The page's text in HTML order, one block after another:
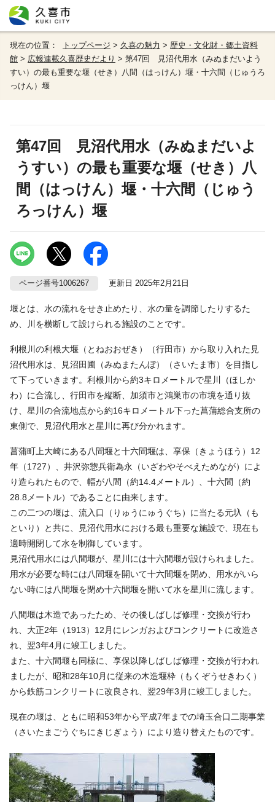
現在の位置： トップページ > 久喜の魅力 > 歴史・文化財・郷土資料
館 > 広報連載久喜歴史だより > 第47回 見沼代用水（みぬまだいよう
すい）の最も重要な堰（せき）八間（はっけん）堰・十六間（じゅうろ
っけん）堰
第47回 見沼代用水（みぬまだいよ
うすい）の最も重要な堰（せき）八
間（はっけん）堰・十六間（じゅう
ろっけん）堰
ページ番号1006267 更新日 2025年2月21日
堰とは、水の流れをせき止めたり、水の量を調節したりするた
め、川を横断して設けられる施設のことです。
利根川の利根大堰（とねおおぜき）（行田市）から取り入れた見
沼代用水は、見沼田圃（みぬまたんぼ）（さいたま市）を目指し
て下っていきます。利根川から約3キロメートルで星川（ほしか
わ）に合流し、行田市を縦断、加須市と鴻巣市の市境を通り抜
け、星川の合流地点から約16キロメートル下った菖蒲総合支所の
東側で、見沼代用水と星川に再び分かれます。
菖蒲町上大崎にある八間堰と十六間堰は、享保（きょうほう）12
年（1727）、井沢弥惣兵衛為永（いざわやそべえためなが）によ
り造られたもので、幅が八間（約14.4メートル）、十六間（約
28.8メートル）であることに由来します。
この二つの堰は、流入口（りゅうにゅうぐち）に当たる元圦（も
といり）と共に、見沼代用水における最も重要な施設で、現在も
適時開閉して水を制御しています。
見沼代用水には八間堰が、星川には十六間堰が設けられました。
用水が必要な時には八間堰を開いて十六間堰を閉め、用水がいら
ない時には八間堰を閉め十六間堰を開いて水を星川に流します。
八間堰は木造であったため、その後しばしば修理・交換が行わ
れ、大正2年（1913）12月にレンガおよびコンクリートに改造さ
れ、翌3年4月に竣工しました。
また、十六間堰も同様に、享保以降しばしば修理・交換が行われ
ましたが、昭和28年10月に従来の木造堰枠（もくぞうせきわく）
から鉄筋コンクリートに改良され、翌29年3月に竣工しました。
現在の堰は、ともに昭和53年から平成7年までの埼玉合口二期事業
（さいたまごうぐちにきじぎょう）により造り替えたものです。